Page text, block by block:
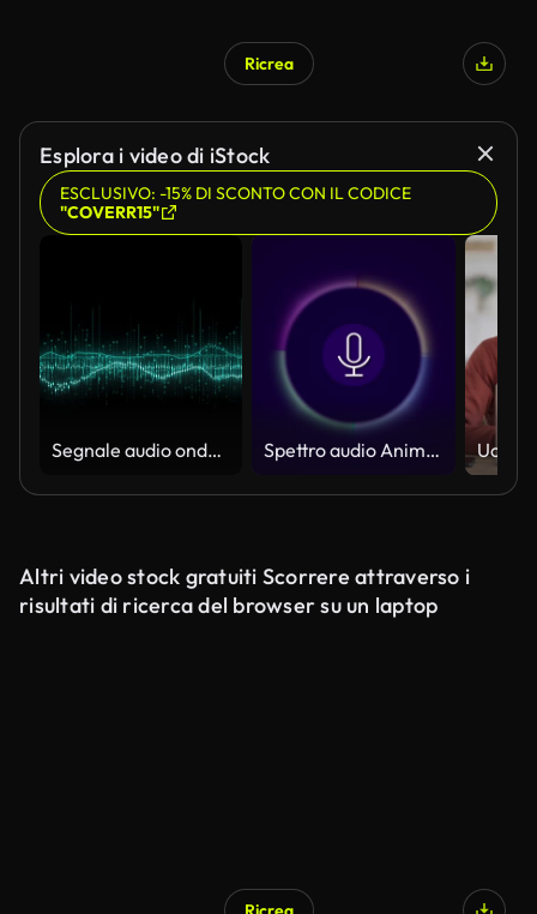
Ricrea
Esplora i video di iStock
ESCLUSIVO: -15% DI SCONTO CON IL CODICE
"COVERR15"
Segnale audio onde sonore Spettro audio Animazione Stock Video Background Podcast Voce artificiale o riconoscimento vocale
Altri video stock gratuiti Scorrere attraverso i
risultati di ricerca del browser su un laptop